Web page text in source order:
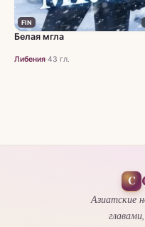
FIN
Белая мгла
Либения·43 гл.
C
Азиатские